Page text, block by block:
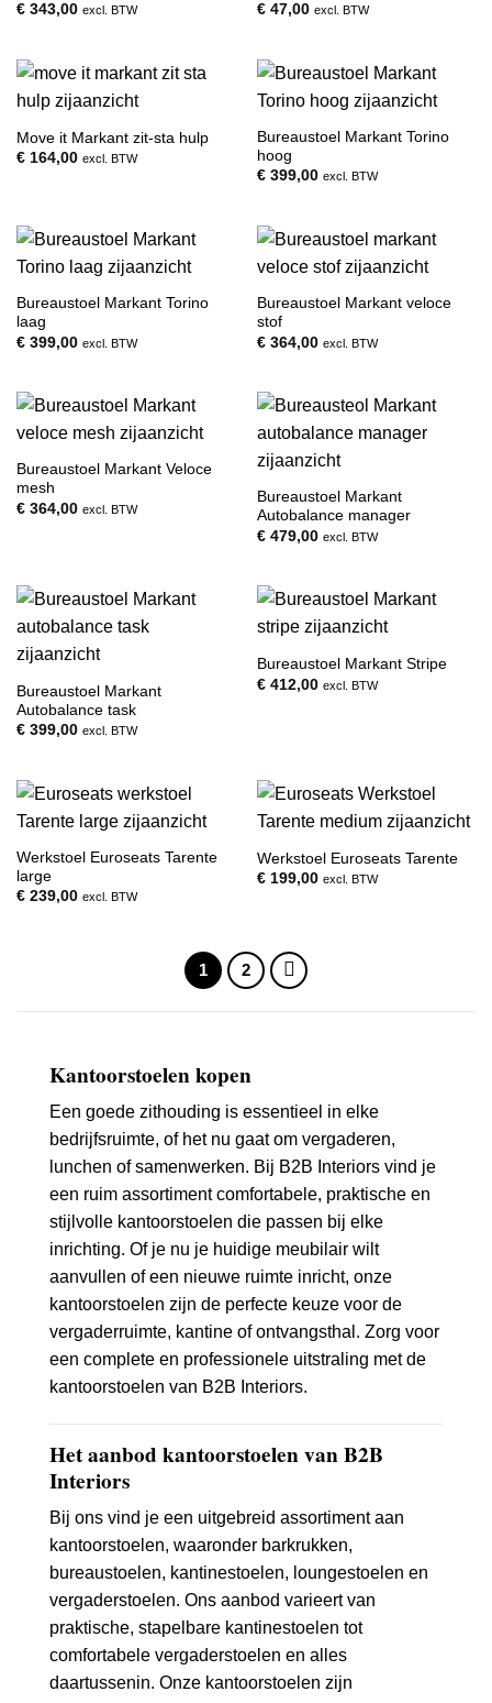
€343,00 excl. BTW
€47,00 excl. BTW
Move it Markant zit-sta hulp
€164,00 excl. BTW
Bureaustoel Markant Torino
hoog
€399,00 excl. BTW
Bureaustoel Markant Torino
laag
€399,00 excl. BTW
Bureaustoel Markant veloce
stof
€364,00 excl. BTW
Bureaustoel Markant Veloce
mesh
€364,00 excl. BTW
Bureaustoel Markant
Autobalance manager
€479,00 excl. BTW
Bureaustoel Markant
Autobalance task
€399,00 excl. BTW
Bureaustoel Markant Stripe
€412,00 excl. BTW
Werkstoel Euroseats Tarente
large
€239,00 excl. BTW
Werkstoel Euroseats Tarente
€199,00 excl. BTW
1 2
Kantoorstoelen kopen
Een goede zithouding is essentieel in elke
bedrijfsruimte, of het nu gaat om vergaderen,
lunchen of samenwerken. Bij B2B Interiors vind je
een ruim assortiment comfortabele, praktische en
stijlvolle kantoorstoelen die passen bij elke
inrichting. Of je nu je huidige meubilair wilt
aanvullen of een nieuwe ruimte inricht, onze
kantoorstoelen zijn de perfecte keuze voor de
vergaderruimte, kantine of ontvangsthal. Zorg voor
een complete en professionele uitstraling met de
kantoorstoelen van B2B Interiors.
Het aanbod kantoorstoelen van B2B
Interiors
Bij ons vind je een uitgebreid assortiment aan
kantoorstoelen, waaronder barkrukken,
bureaustoelen, kantinestoelen, loungestoelen en
vergaderstoelen. Ons aanbod varieert van
praktische, stapelbare kantinestoelen tot
comfortabele vergaderstoelen en alles
daartussenin. Onze kantoorstoelen zijn